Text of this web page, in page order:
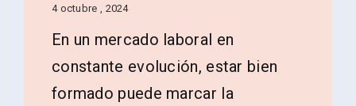
4 octubre , 2024
En un mercado laboral en
constante evolución, estar bien
formado puede marcar la